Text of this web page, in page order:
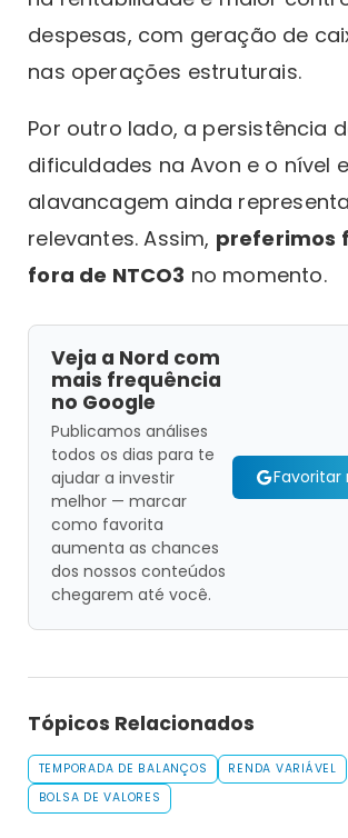
despesas, com geração de
nas operações estruturais.
Por outro lado, a persistência
dificuldades na Avon e o nível
alavancagem ainda
relevantes. Assim, preferimos
fora de NTCO3 no momento.
Veja a Nord com
mais frequência
no Google
Publicamos análises
todos os dias para te
ajudar a investir
melhor — marcar
como favorita
aumenta as chances
dos nossos conteúdos
chegarem até você.
Favoritar
Tópicos Relacionados
TEMPORADA DE BALANÇOS
RENDA VARIÁVEL
BOLSA DE VALORES